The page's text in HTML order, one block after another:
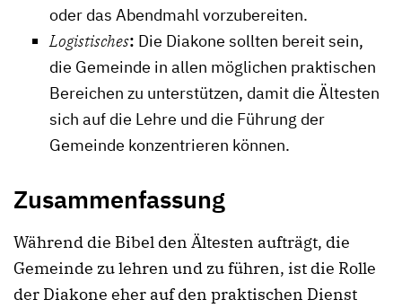
oder das Abendmahl vorzubereiten.
Logistisches: Die Diakone sollten bereit sein,
die Gemeinde in allen möglichen praktischen
Bereichen zu unterstützen, damit die Ältesten
sich auf die Lehre und die Führung der
Gemeinde konzentrieren können.
Zusammenfassung
Während die Bibel den Ältesten aufträgt, die
Gemeinde zu lehren und zu führen, ist die Rolle
der Diakone eher auf den praktischen Dienst